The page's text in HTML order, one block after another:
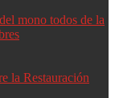
mono todos de la
la Restauración